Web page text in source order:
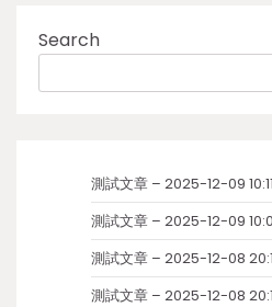
Search
測試文章 – 2025-12-09
測試文章 – 2025-12-09
測試文章 – 2025-12-08
測試文章 – 2025-12-08